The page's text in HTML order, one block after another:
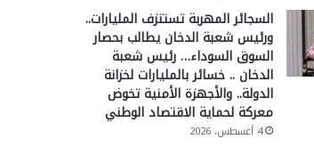
السجائر المهربة تستنزف المليارات..
ورئيس شعبة الدخان يطالب بحصار
السوق السوداء… رئيس شعبة
الدخان .. خسائر بالمليارات لخزانة
الدولة.. والأجهزة الأمنية تخوض
معركة لحماية الاقتصاد الوطني
4 أغسطس، 2026